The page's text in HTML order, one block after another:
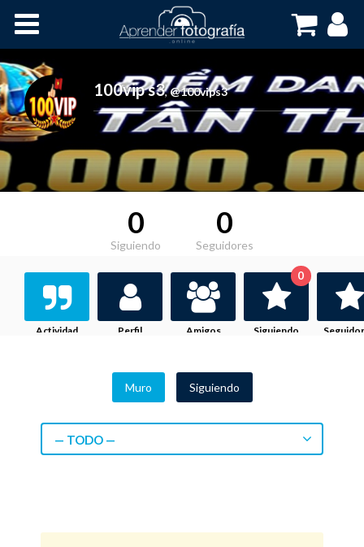
Cursos OnLine
100vip s3,@100vips3
0
Siguiendo
0
Seguidores
Actividad Perfil Amigos Siguiendo
0
Muro Siguiendo
— TODO —